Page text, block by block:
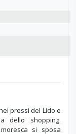
pressi del Lido e
dello shopping.
si sposa